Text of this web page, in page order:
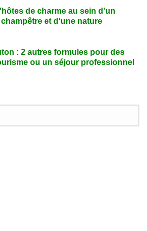
sur Vieillevigne et alentours: de
Livraison de plateau-repas
à l’avance auprès des
plats à emporter. Et
supermarché avec carburant
Petit Bois
de boules nantaises .
randonnées pédestres ou
de charme au sein d'un
et d'une nature
: 2 autres formules pour des
ou un séjour professionnel